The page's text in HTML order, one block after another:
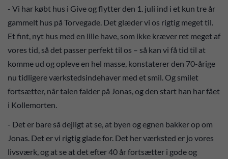
- Vi har købt hus i Give og flytter den 1. juli ind i et kun tre år
gammelt hus på Torvegade. Det glæder vi os rigtig meget til.
Et fint, nyt hus med en lille have, som ikke kræver ret meget af
vores tid, så det passer perfekt til os – så kan vi få tid til at
komme ud og opleve en hel masse, konstaterer den 70-årige
nu tidligere værkstedsindehaver med et smil. Og smilet
fortsætter, når talen falder på Jonas, og den start han har fået
i Kollemorten.
- Det er bare så dejligt at se, at byen og egnen bakker op om
Jonas. Det er vi rigtig glade for. Det her værksted er jo vores
livsværk, og at se at det efter 40 år fortsætter i gode og